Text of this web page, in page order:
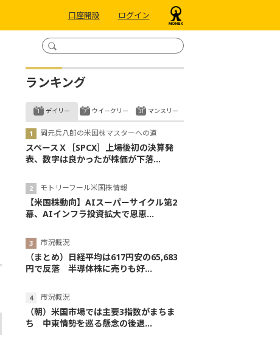
口座開設 ログイン
ランキング
デイリー
岡元兵八郎の米国株マスターへの道
スペースＸ［SPCX］上場後初の決算発
表、数字は良かったが株価が下落...
モトリーフール米国株情報
【米国株動向】AIスーパーサイクル第2
幕、AIインフラ投資拡大で恩恵...
市況概況
（まとめ）日経平均は617円安の65,683
円で反落 半導体株に売りも好...
市況概況
（朝）米国市場では主要3指数がまちま
ち 中東情勢を巡る懸念の後退...
ウイークリー マンスリー